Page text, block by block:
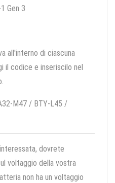
Gen 3
all'interno di ciascuna
il codice e inseriscilo nel
M47 / BTY-L45 /
dovrete
voltaggio della vostra
non ha un voltaggio